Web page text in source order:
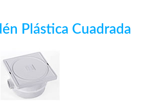
Plástica Cuadrada